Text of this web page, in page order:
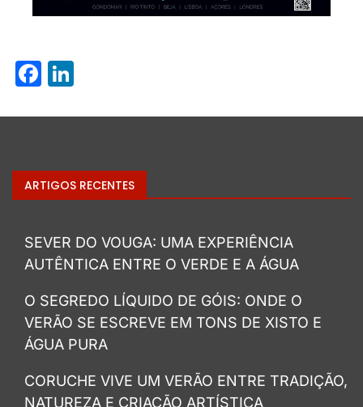
Facebook
ARTIGOS RECENTES
SEVER DO VOUGA: UMA EXPERIÊNCIA
AUTÊNTICA ENTRE O VERDE E A ÁGUA
O SEGREDO LÍQUIDO DE GÓIS: ONDE O
VERÃO SE ESCREVE EM TONS DE XISTO E
ÁGUA PURA
CORUCHE VIVE UM VERÃO ENTRE TRADIÇÃO,
NATUREZA E CRIAÇÃO ARTÍSTICA